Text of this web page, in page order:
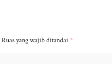
Ruas yang wajib ditandai*